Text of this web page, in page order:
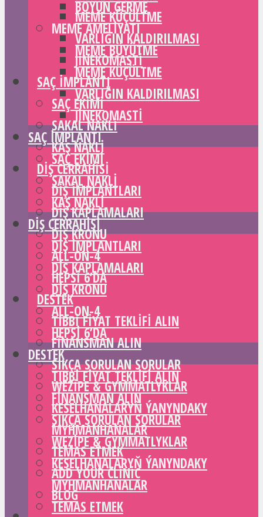
MEME KÜÇÜLTME
VARLIĞIN KALDIRILMASI
JINEKOMASTI
SAÇ IMPLANTI
SAÇ EKIMI
SAKAL NAKLI
KAŞ NAKLI
DIŞ CERRAHISI
DIŞ IMPLANTLARI
DIŞ KAPLAMALARI
DIŞ KRONU
ALL-ON-4
HEPSI 6’DA
DESTEK
TIBBI FIYAT TEKLIFI ALIN
FINANSMAN ALIN
SIKÇA SORULAN SORULAR
WEZIPE & GYMMATLYKLAR
KESELHANALARYŇ ÝANYNDAKY
MYHMANHANALAR
TEMAS ETMEK
ADD YOUR CLINIC
BLOG
BOYUN GERME
MEME AMELIYATI
MEME BÜYÜTME
MEME KÜÇÜLTME
VARLIĞIN KALDIRILMASI
JINEKOMASTI
SAÇ IMPLANTI
SAÇ EKIMI
SAKAL NAKLI
KAŞ NAKLI
DIŞ CERRAHISI
DIŞ IMPLANTLARI
DIŞ KAPLAMALARI
DIŞ KRONU
ALL-ON-4
HEPSI 6’DA
DESTEK
TIBBI FIYAT TEKLIFI ALIN
FINANSMAN ALIN
SIKÇA SORULAN SORULAR
WEZIPE & GYMMATLYKLAR
KESELHANALARYŇ ÝANYNDAKY
MYHMANHANALAR
TEMAS ETMEK